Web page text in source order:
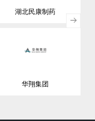
湖北民康制药
华翔集团